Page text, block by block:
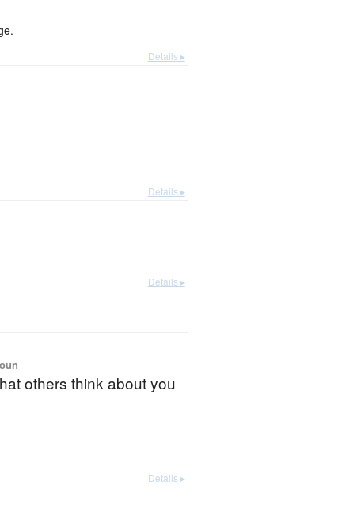
Details ▸
Details ▸
Details ▸
others think about you
Details ▸